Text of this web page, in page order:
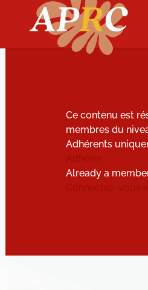
Ce contenu est
membres du
Adhérents
Already a